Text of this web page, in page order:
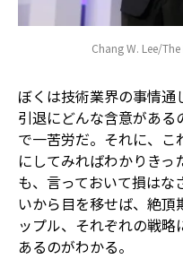
Chang W. Lee/
ぼくは技術業界の事情
引退にどんな含意がある
で一苦労だ。それに、こ
にしてみればわかりき
も、言っておいて損はな
いから目を移せば、絶
ップル、それぞれの戦
あるのがわかる。